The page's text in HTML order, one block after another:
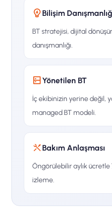
Bilişim
BT stratejisi, dijital
danışmanlığı.
Yönetilen BT
İç ekibinizin yerine değil,
managed BT modeli.
Bakım Anlaşması
Öngörülebilir aylık
izleme.